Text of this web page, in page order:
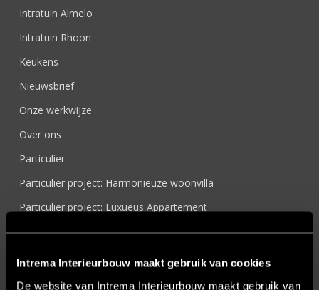
Intrema Interieurbouw maakt gebruik van cookies
De website van Intrema Interieurbouw maakt gebruik van
Intratuin Almelo
Intratuin Rhoon
Keukens
Nieuwsbrief
Onze werkwijze
Over ons
Particulier
Particulier project: Harmonieuze woonvilla
Particulier project: Luxueus Appartement
Particulier project: Luxueuze elegantie
Particulier project: Stijlvolle Woonvilla